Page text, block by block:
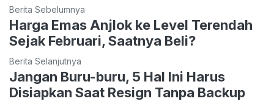
Berita Sebelumnya
Harga Emas Anjlok ke Level Terendah
Sejak Februari, Saatnya Beli?
Berita Selanjutnya
Jangan Buru-buru, 5 Hal Ini Harus
Disiapkan Saat Resign Tanpa Backup